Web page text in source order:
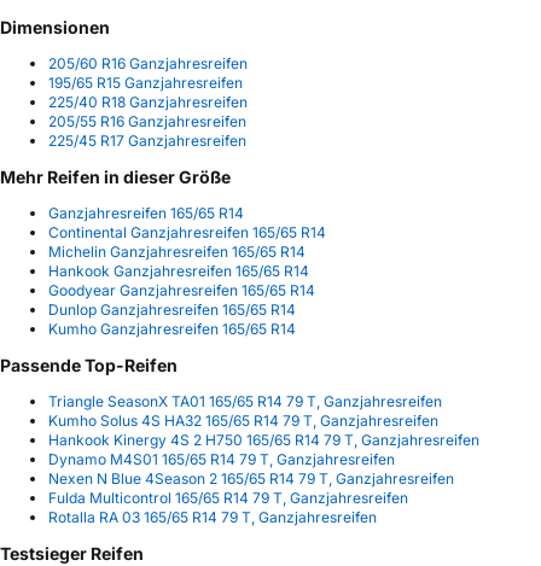
Dimensionen
205/60 R16 Ganzjahresreifen
195/65 R15 Ganzjahresreifen
225/40 R18 Ganzjahresreifen
205/55 R16 Ganzjahresreifen
225/45 R17 Ganzjahresreifen
Mehr Reifen in dieser Größe
Ganzjahresreifen 165/65 R14
Continental Ganzjahresreifen 165/65 R14
Michelin Ganzjahresreifen 165/65 R14
Hankook Ganzjahresreifen 165/65 R14
Goodyear Ganzjahresreifen 165/65 R14
Dunlop Ganzjahresreifen 165/65 R14
Kumho Ganzjahresreifen 165/65 R14
Passende Top-Reifen
Triangle SeasonX TA01 165/65 R14 79 T, Ganzjahresreifen
Kumho Solus 4S HA32 165/65 R14 79 T, Ganzjahresreifen
Hankook Kinergy 4S 2 H750 165/65 R14 79 T, Ganzjahresreifen
Dynamo M4S01 165/65 R14 79 T, Ganzjahresreifen
Nexen N Blue 4Season 2 165/65 R14 79 T, Ganzjahresreifen
Fulda Multicontrol 165/65 R14 79 T, Ganzjahresreifen
Rotalla RA 03 165/65 R14 79 T, Ganzjahresreifen
Testsieger Reifen